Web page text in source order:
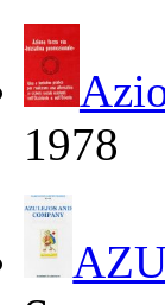
1978